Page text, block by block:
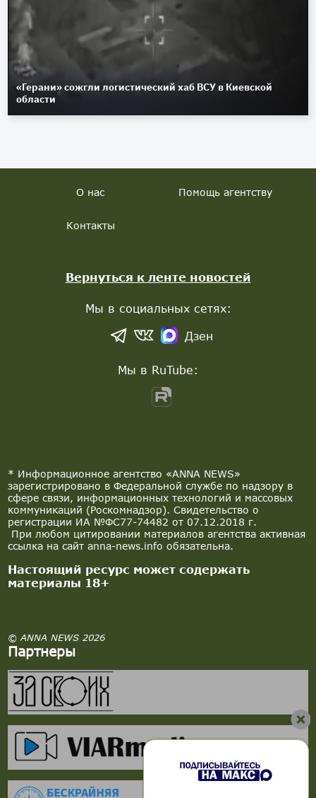
«Герани» сожгли логистический хаб ВСУ в Киевской
области
* Информационное агентство «ANNA NEWS»
зарегистрировано в Федеральной службе по надзору в
сфере связи, информационных технологий и массовых
коммуникаций (Роскомнадзор). Свидетельство о
регистрации ИА №ФС77-74482 от 07.12.2018 г.
При любом цитировании материалов агентства активная
ссылка на сайт anna-news.info обязательна.
Настоящий ресурс может содержать
материалы 18+
© ANNA NEWS 2026
Партнеры
О нас Помощь агентству
Контакты
Вернуться к ленте новостей
Мы в социальных сетях:
Дзен
Мы в RuTube: